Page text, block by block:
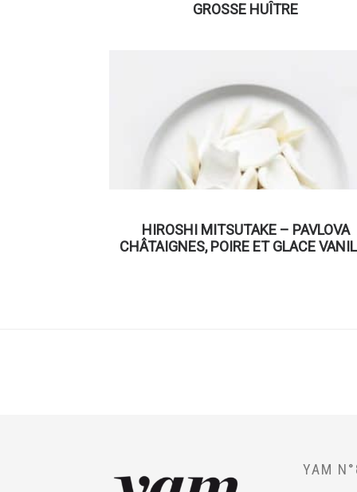
GROSSE HUÎTRE
HIROSHI MITSUTAKE – PAVLOVA
CHÂTAIGNES, POIRE ET GLACE
YAM